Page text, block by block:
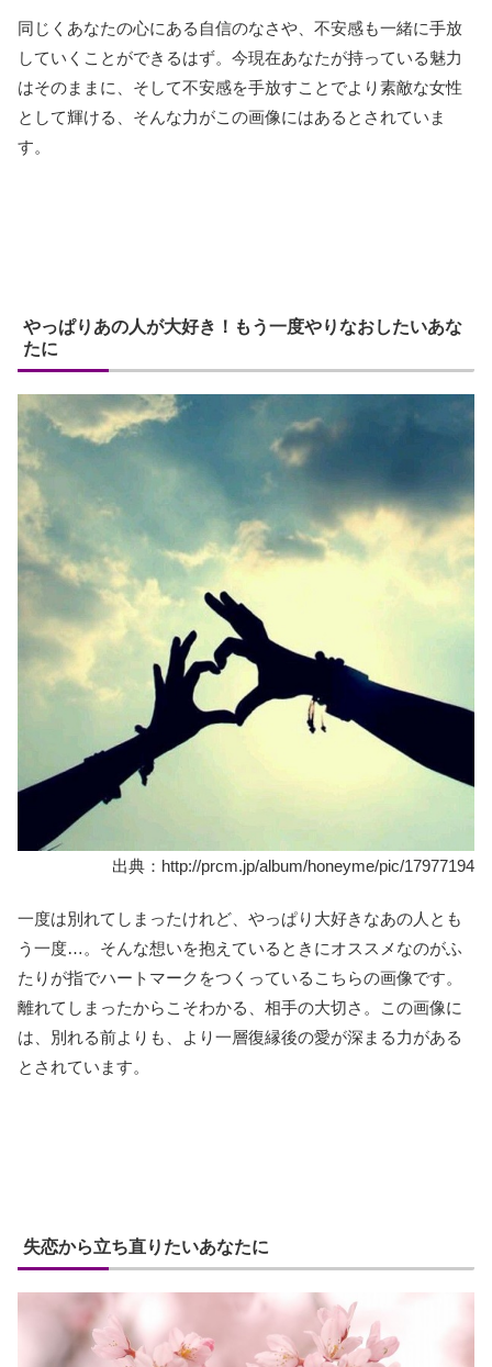
同じくあなたの心にある自信のなさや、不安感も一緒に手放
していくことができるはず。今現在あなたが持っている魅力
はそのままに、そして不安感を手放すことでより素敵な女性
として輝ける、そんな力がこの画像にはあるとされていま
す。
やっぱりあの人が大好き！もう一度やりなおしたいあな
たに
出典：http://prcm.jp/album/honeyme/pic/17977194
一度は別れてしまったけれど、やっぱり大好きなあの人とも
う一度…。そんな想いを抱えているときにオススメなのがふ
たりが指でハートマークをつくっているこちらの画像です。
離れてしまったからこそわかる、相手の大切さ。この画像に
は、別れる前よりも、より一層復縁後の愛が深まる力がある
とされています。
失恋から立ち直りたいあなたに